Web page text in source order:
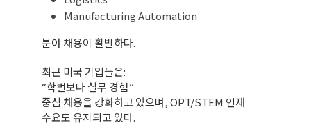
Manufacturing Automation
분야 채용이 활발하다.
최근 미국 기업들은:
“학벌보다 실무 경험”
중심 채용을 강화하고 있으며, OPT/STEM 인재
수요도 유지되고 있다.